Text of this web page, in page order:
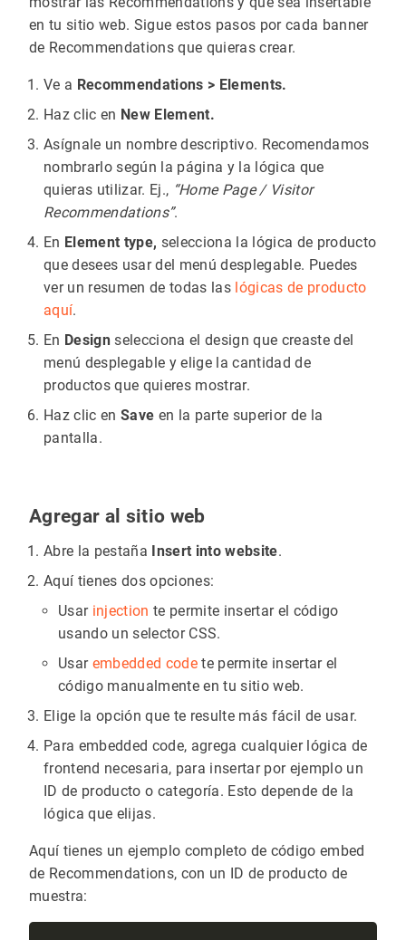
en tu sitio web. Sigue estos pasos por cada banner
de Recommendations que quieras crear.
Ve a Recommendations > Elements.
Haz clic en New Element.
Asígnale un nombre descriptivo. Recomendamos
nombrarlo según la página y la lógica que
quieras utilizar. Ej., “Home Page / Visitor
Recommendations”.
En Element type, selecciona la lógica de producto
que desees usar del menú desplegable. Puedes
ver un resumen de todas las lógicas de producto
aquí.
En Designselecciona el design que creaste del
menú desplegable y elige la cantidad de
productos que quieres mostrar.
Haz clic en Save en la parte superior de la
pantalla.
Agregar al sitio web
Abre la pestaña Insert into website.
Aquí tienes dos opciones:
Usar injection te permite insertar el código
usando un selector CSS.
Usar embedded codete permite insertar el
código manualmente en tu sitio web.
Elige la opción que te resulte más fácil de usar.
Para embedded code, agrega cualquier lógica de
frontend necesaria, para insertar por ejemplo un
ID de producto o categoría. Esto depende de la
lógica que elijas.
Aquí tienes un ejemplo completo de código embed
de Recommendations, con un ID de producto de
muestra: